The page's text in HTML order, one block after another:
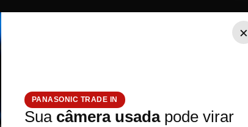
×
PANASONIC TRADE IN
Sua câmera usadapode virar
Tripé / Monopé Estúdio / Iluminação